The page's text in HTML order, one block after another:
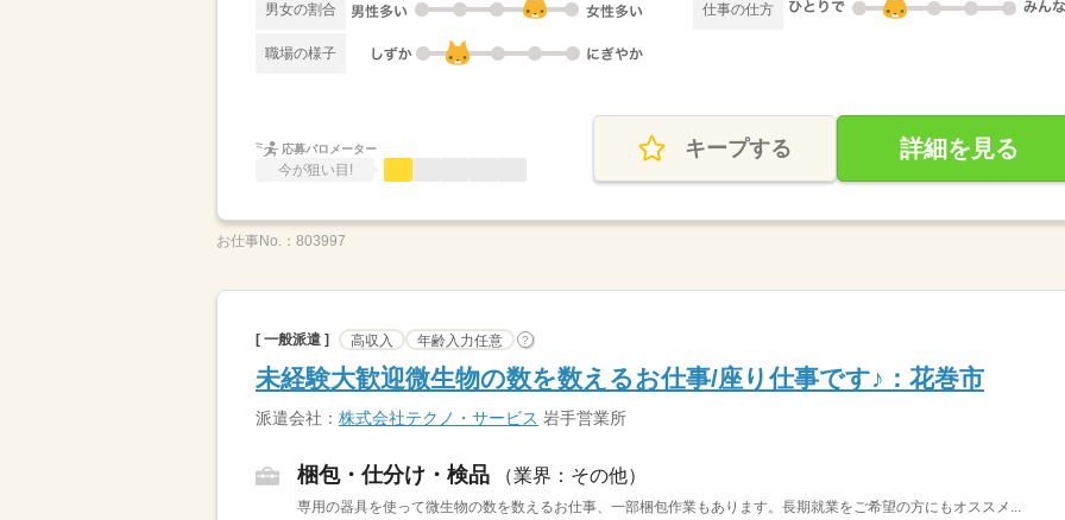
男女の割合 仕事の仕方
職場の様子
応募バロメーター
今が狙い目!
キープする 詳細を見る
お仕事No.： 803997
[ 一般派遣 ] 高収入 年齢入力任意 ?
未経験大歓迎微生物の数を数えるお仕事/座り仕事です♪：花巻市
派遣会社： 株式会社テクノ・サービス 岩手営業所
梱包・仕分け・検品 （業界：その他）
専用の器具を使って微生物の数を数えるお仕事、一部梱包作業もあります。長期就業をご希望の方にもオススメ...